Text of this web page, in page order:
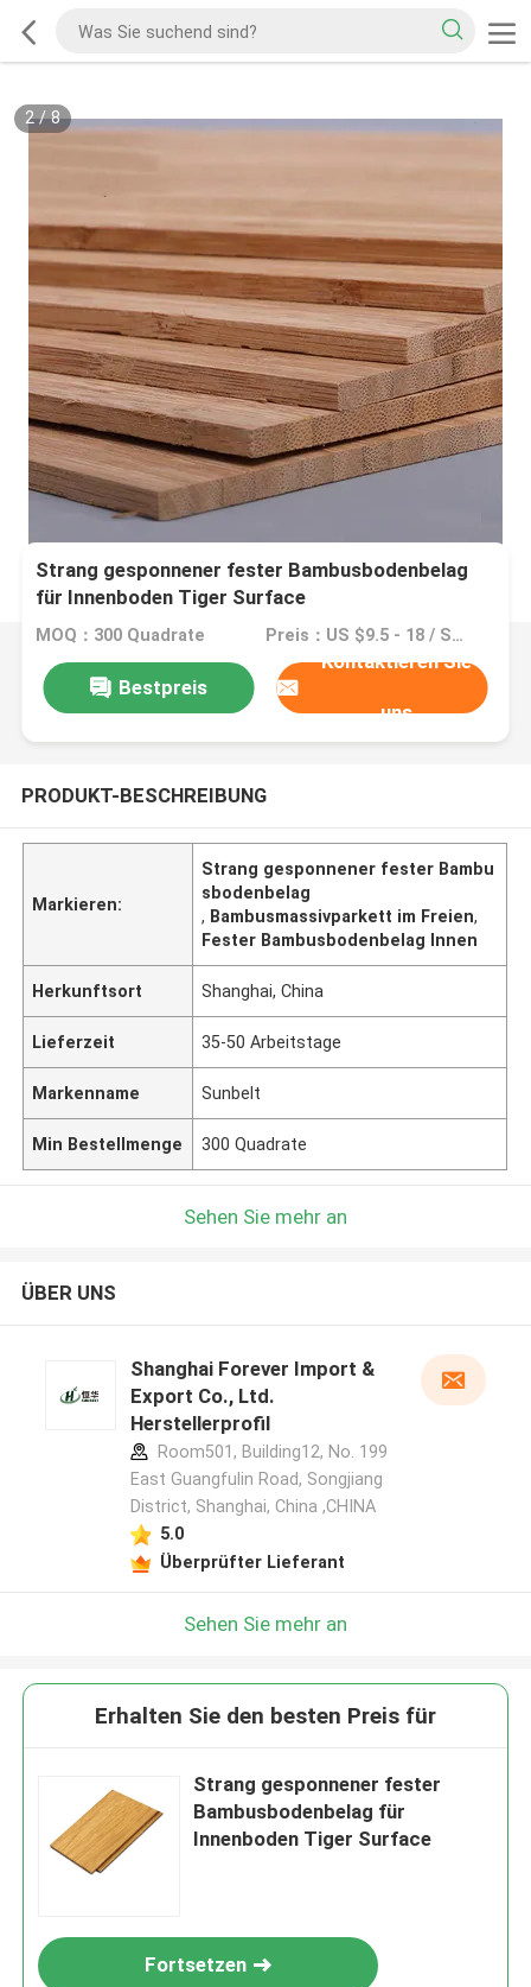
2/8
Strang gesponnener fester Bambusbodenbelag
für Innenboden Tiger Surface
MOQ：300 Quadrate Preis：US $9.5 - 18 / Squares
Bestpreis
Kontaktieren Sie
uns
PRODUKT-BESCHREIBUNG
Markieren:
Strang gesponnener fester Bambu
sbodenbelag
, Bambusmassivparkett im Freien,
Fester Bambusbodenbelag Innen
Herkunftsort Shanghai, China
Lieferzeit 35-50 Arbeitstage
Markenname Sunbelt
Min Bestellmenge 300 Quadrate
Sehen Sie mehr an
ÜBER UNS
Shanghai Forever Import &
Export Co., Ltd.
Herstellerprofil
Room501, Building12, No. 199
East Guangfulin Road, Songjiang
District, Shanghai, China ,CHINA
5.0
Überprüfter Lieferant
Sehen Sie mehr an
Erhalten Sie den besten Preis für
Strang gesponnener fester
Bambusbodenbelag für
Innenboden Tiger Surface
Fortsetzen